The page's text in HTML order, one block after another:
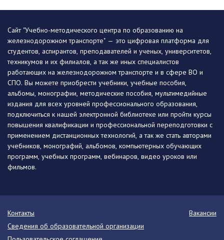
Сайт "Учебно-методического центра по образованию на
железнодорожном транспорте" — это цифровая платформа для
студентов, аспирантов, преподавателей и ученых, университетов,
техникумов и их филиалов, а так же иных специалистов
работающих на железнодорожном транспорте и в сфере ВО и
СПО. Вы можете приобрести учебники, учебные пособия,
альбомы, монографии, методические пособия, мультимедийные
издания для всех уровней профессионального образования,
подключиться к нашей электронной библиотеке или пройти курсы
повышения квалификации и профессиональной переподготовки с
применением дистанционных технологий, а так же стать авторами
учебников, монографий, альбомов, компьютерных обучающих
программ, учебных программ, вебинаров, видео уроков или
фильмов.
Контакты
Вакансии
Сведения об образовательной организации